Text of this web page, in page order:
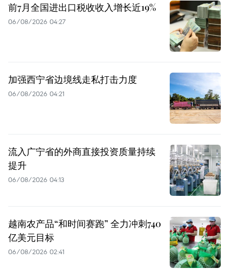
前7月全国进出口税收收入增长近19%
06/08/2026 04:27
加强西宁省边境线走私打击力度
06/08/2026 04:21
流入广宁省的外商直接投资质量持续
提升
06/08/2026 04:13
越南农产品“和时间赛跑” 全力冲刺740
亿美元目标
06/08/2026 02:41